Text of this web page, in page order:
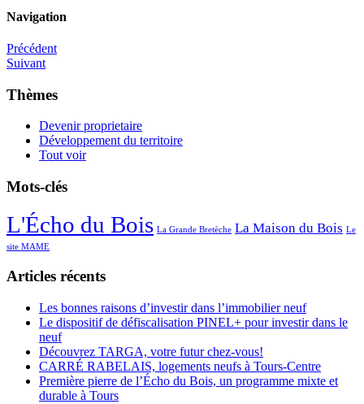
Navigation
Précédent
Suivant
Thèmes
Devenir proprietaire
Développement du territoire
Tout voir
Mots-clés
L'Écho du Bois La Grande Bretèche La Maison du Bois Le
site MAME
Articles récents
Les bonnes raisons d’investir dans l’immobilier neuf
Le dispositif de défiscalisation PINEL+ pour investir dans le
neuf
Découvrez TARGA, votre futur chez-vous!
CARRÉ RABELAIS, logements neufs à Tours-Centre
Première pierre de l’Écho du Bois, un programme mixte et
durable à Tours